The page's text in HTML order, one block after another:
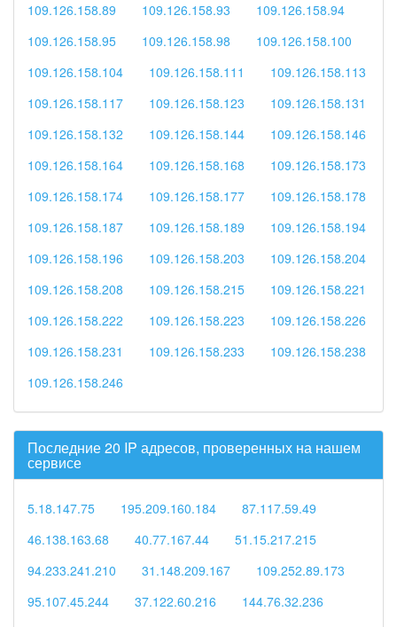
109.126.158.89
109.126.158.93
109.126.158.94
109.126.158.95
109.126.158.98
109.126.158.100
109.126.158.104
109.126.158.111
109.126.158.113
109.126.158.117
109.126.158.123
109.126.158.131
109.126.158.132
109.126.158.144
109.126.158.146
109.126.158.164
109.126.158.168
109.126.158.173
109.126.158.174
109.126.158.177
109.126.158.178
109.126.158.187
109.126.158.189
109.126.158.194
109.126.158.196
109.126.158.203
109.126.158.204
109.126.158.208
109.126.158.215
109.126.158.221
109.126.158.222
109.126.158.223
109.126.158.226
109.126.158.231
109.126.158.233
109.126.158.238
109.126.158.246
Последние 20 IP адресов, проверенных на нашем
сервисе
5.18.147.75 195.209.160.184
87.117.59.49
46.138.163.68
40.77.167.44
51.15.217.215
94.233.241.210
31.148.209.167
109.252.89.173
95.107.45.244
37.122.60.216
144.76.32.236